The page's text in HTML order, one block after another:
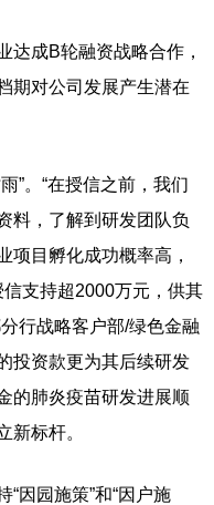
成B轮融资战略合作，
期对公司发展产生潜在
。“在授信之前，我们
料，了解到研发团队负
项目孵化成功概率高，
信支持超2000万元，供其
行战略客户部/绿色金融
投资款更为其后续研发
的肺炎疫苗研发进展顺
新标杆。
园施策”和“因户施